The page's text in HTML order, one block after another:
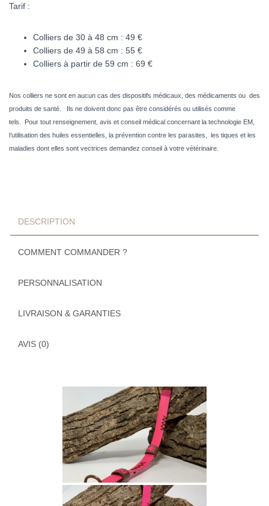
Tarif :
Colliers de 30 à 48 cm : 49 €
Colliers de 49 à 58 cm : 55 €
Colliers à partir de 59 cm : 69 €
Nos colliers ne sont en aucun cas des dispositifs médicaux, des médicaments ou des
produits de santé. Ils ne doivent donc pas être considérés ou utilisés comme
tels.
Pour tout renseignement, avis et conseil médical concernant la technologie EM,
l’utilisation des huiles essentielles, la prévention contre les parasites, les tiques et les
maladies dont elles sont vectrices demandez conseil à votre vétérinaire.
DESCRIPTION
COMMENT COMMANDER ?
PERSONNALISATION
LIVRAISON & GARANTIES
AVIS (0)